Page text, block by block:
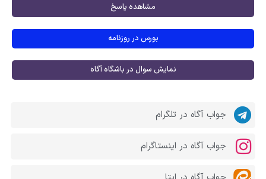
مشاهده پاسخ
بورس در روزنامه
نمایش سوال در باشگاه آگاه
جواب آگاه در تلگرام
جواب آگاه در اینستاگرام